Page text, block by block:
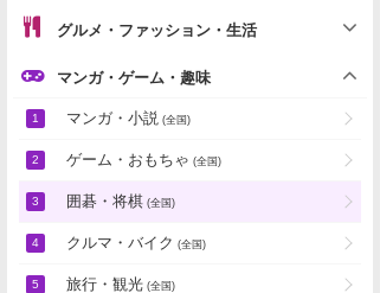
グルメ・ファッション・生活
マンガ・ゲーム・趣味
マンガ・小説 (全国)
ゲーム・おもちゃ (全国)
囲碁・将棋 (全国)
クルマ・バイク (全国)
旅行・観光 (全国)